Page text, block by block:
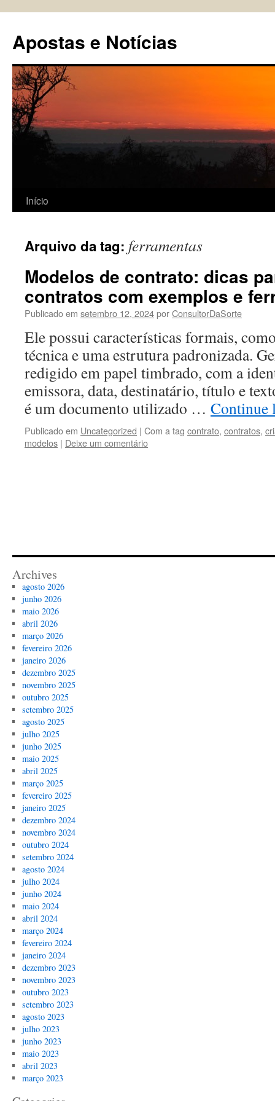
conteúdo
Apostas e Notícias
Início
Arquivo da tag: ferramentas
Modelos de contrato: dicas
contratos com exemplos e
Publicado em setembro 12, 2024porConsultorDaSorte
Ele possui características formais,
técnica e uma estrutura padronizada.
redigido em papel timbrado, com a
emissora, data, destinatário, título e
é um documento utilizado … Continue
Publicado em Uncategorized | Com a tag contrato, contratos,
modelos | Deixe um comentário
Archives
agosto 2026
junho 2026
maio 2026
abril 2026
março 2026
fevereiro 2026
janeiro 2026
dezembro 2025
novembro 2025
outubro 2025
setembro 2025
agosto 2025
julho 2025
junho 2025
maio 2025
abril 2025
março 2025
fevereiro 2025
janeiro 2025
dezembro 2024
novembro 2024
outubro 2024
setembro 2024
agosto 2024
julho 2024
junho 2024
maio 2024
abril 2024
março 2024
fevereiro 2024
janeiro 2024
dezembro 2023
novembro 2023
outubro 2023
setembro 2023
agosto 2023
julho 2023
junho 2023
maio 2023
abril 2023
março 2023